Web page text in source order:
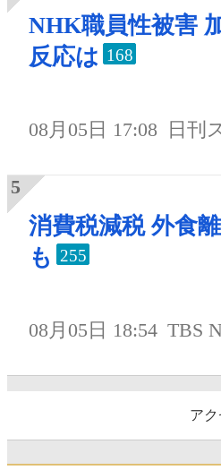
NHK職員性被害
反応は 168
08月05日 17:08 日刊
消費税減税 外食
も
255
08月05日 18:54 TBS
ア